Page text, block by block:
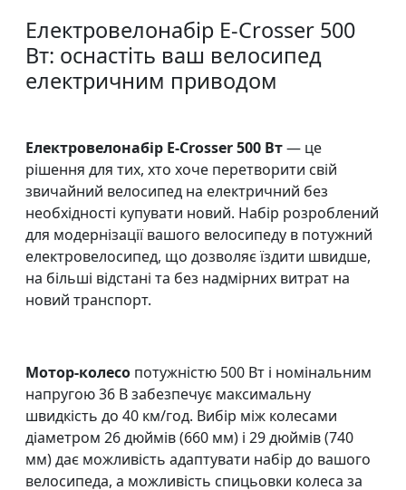
Електровелонабір E-Crosser 500
Вт: оснастіть ваш велосипед
електричним приводом
Електровелонабір E-Crosser 500 Вт— це
рішення для тих, хто хоче перетворити свій
звичайний велосипед на електричний без
необхідності купувати новий. Набір розроблений
для модернізації вашого велосипеду в потужний
електровелосипед, що дозволяє їздити швидше,
на більші відстані та без надмірних витрат на
новий транспорт.
Мотор-колесо потужністю 500 Вт і номінальним
напругою 36 В забезпечує максимальну
швидкість до 40 км/год. Вибір між колесами
діаметром 26 дюймів (660 мм) і 29 дюймів (740
мм) дає можливість адаптувати набір до вашого
велосипеда, а можливість спицьовки колеса за